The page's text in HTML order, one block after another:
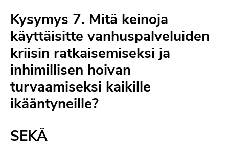
Kysymys 7. Mitä keinoja
käyttäisitte vanhuspalveluiden
kriisin ratkaisemiseksi ja
inhimillisen hoivan
turvaamiseksi kaikille
ikääntyneille?
SEKÄ